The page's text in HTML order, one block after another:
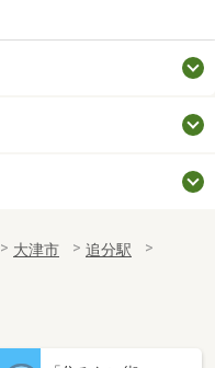
大津市
追分駅